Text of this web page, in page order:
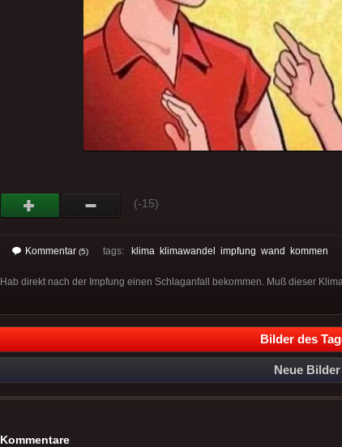
(-15)
Kommentar (5) tags: klima klimawandel impfung wand kommen
Hab direkt nach der Impfung einen Schlaganfall bekommen. Muß dieser
Bilder des
Neue Bilder
Kommentare